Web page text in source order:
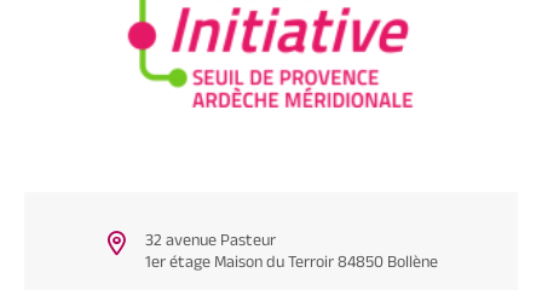
32 avenue Pasteur
1er étage Maison du Terroir 84850 Bollène